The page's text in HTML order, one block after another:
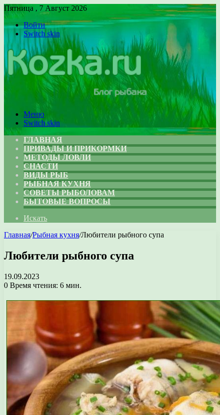
Пятница , 7 Август 2026
Войти
Switch skin
Меню
Switch skin
ГЛАВНАЯ
ПРИВАДЫ И ПРИКОРМКИ
МЕТОДЫ ЛОВЛИ
СНАСТИ
ВИДЫ РЫБ
РЫБНАЯ КУХНЯ
СОВЕТЫ РЫБОЛОВАМ
БЫТОВЫЕ ВОПРОСЫ
Искать
Главная/Рыбная кухня/Любители рыбного супа
Любители рыбного супа
19.09.2023
0 Время чтения: 6 мин.